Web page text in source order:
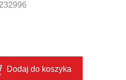
Dodaj do koszyka